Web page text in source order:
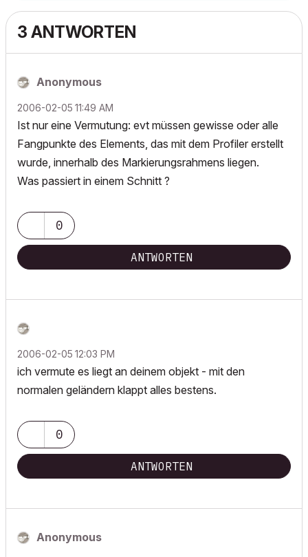
3 ANTWORTEN
Anonymous
‎2006-02-05 11:49 AM
Ist nur eine Vermutung: evt müssen gewisse oder alle
Fangpunkte des Elements, das mit dem Profiler erstellt
wurde, innerhalb des Markierungsrahmens liegen.
Was passiert in einem Schnitt ?
0
ANTWORTEN
‎2006-02-05 12:03 PM
ich vermute es liegt an deinem objekt - mit den
normalen geländern klappt alles bestens.
0
ANTWORTEN
Anonymous